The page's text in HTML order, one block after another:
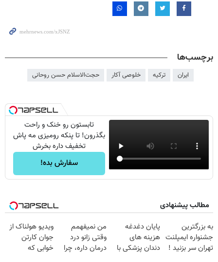
برچسب‌ها
ایران ترکیه خلوصی آکار حجت‌الاسلام حسن روحانی
تابستون رو خنک و راحت
بگذرون! تا پنکه رومیزی مه پاش
تخفیف داره بخرش
سفارش بده!
مطالب پیشنهادی
به بزرگترین
جشنواره ایمپلنت
تهران سر بزنید !
پایان دغدغه
هزینه های
دندان پزشکی با
من نمیفهمم
وقتی زانو درد
درمان داره، چرا
ویدیو هولناک از
جوان کارتن
خوابی که